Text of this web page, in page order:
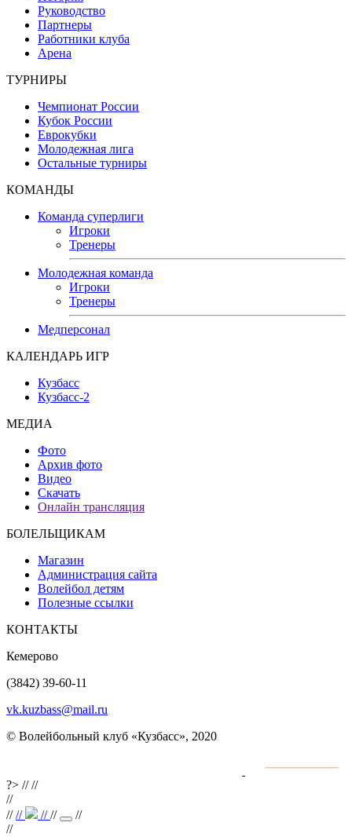
Руководство
Партнеры
Работники клуба
Арена
ТУРНИРЫ
Чемпионат России
Кубок России
Еврокубки
Молодежная лига
Остальные турниры
КОМАНДЫ
Команда суперлиги
Игроки
Тренеры
Молодежная команда
Игроки
Тренеры
Медперсонал
КАЛЕНДАРЬ ИГР
Кузбасс
Кузбасс-2
МЕДИА
Фото
Архив фото
Видео
Скачать
Онлайн трансляция
БОЛЕЛЬЩИКАМ
Магазин
Администрация сайта
Волейбол детям
Полезные ссылки
КОНТАКТЫ
Кемерово
(3842) 39-60-11
vk.kuzbass@mail.ru
© Волейбольный клуб «Кузбасс», 2020
?> ////
//
//// ////
//
//